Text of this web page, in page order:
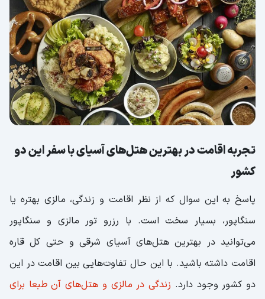
تجربه اقامت در بهترین هتل‌های آسیای با سفر این دو
کشور
پاسخ به این سوال که از نظر اقامت و زندگی، مالزی بهتره یا
سنگاپور، بسیار سخت است. با رزرو تور مالزی و سنگاپور
می‌توانید در بهترین هتل‌های آسیای شرقی و حتی کل قاره
اقامت داشته باشید. با این حال تفاوت‌هایی بین اقامت در این
دو کشور وجود دارد. زندگی در مالزی و هتل‌های آن طبعا برای